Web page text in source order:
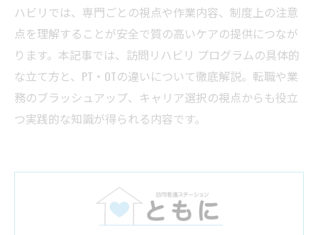
ハビリでは、専門ごとの視点や作業内容、制度上の注意
点を理解することが安全で質の高いケアの提供につなが
ります。本記事では、訪問リハビリ プログラムの具体的
な立て方と、PT・OTの違いについて徹底解説。転職や業
務のブラッシュアップ、キャリア選択の視点からも役立
つ実践的な知識が得られる内容です。